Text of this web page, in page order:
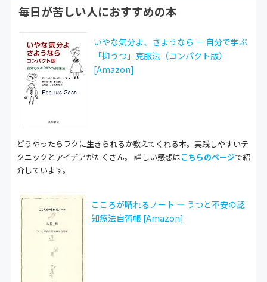
毎日が苦しい人におすすめの本
いやな気分よ、さようなら ― 自分で学ぶ
「抑うつ」克服法（コンパクト版）
[Amazon]
どうやったらラクに生きられるか教えてくれる本。実践しやすいテ
クニックとアイデアがたくさん。 詳しい感想はこちらのページで紹
介しています。
こころが晴れるノート ― うつと不安の認
知療法自習帳 [Amazon]